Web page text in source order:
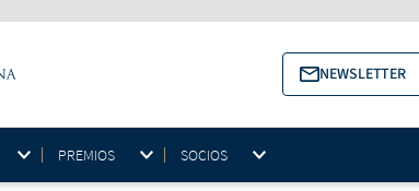
NEWSLETTER
PREMIOS SOCIOS